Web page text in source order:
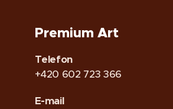
Premium Art
Telefon
+420 602 723 366
E-mail